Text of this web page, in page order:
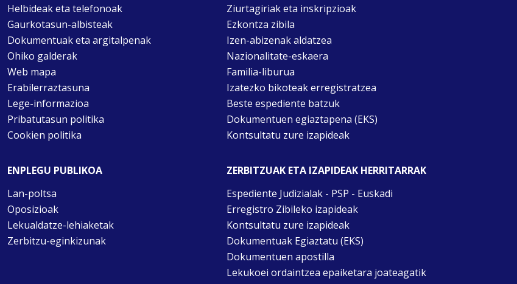
Helbideak eta telefonoak
Gaurkotasun-albisteak
Dokumentuak eta argitalpenak
Ohiko galderak
Web mapa
Erabilerraztasuna
Lege-informazioa
Pribatutasun politika
Cookien politika
Ziurtagiriak eta inskripzioak
Ezkontza zibila
Izen-abizenak aldatzea
Nazionalitate-eskaera
Familia-liburua
Izatezko bikoteak erregistratzea
Beste espediente batzuk
Dokumentuen egiaztapena (EKS)
Kontsultatu zure izapideak
ENPLEGU PUBLIKOA
Lan-poltsa
Oposizioak
Lekualdatze-lehiaketak
Zerbitzu-eginkizunak
ZERBITZUAK ETA IZAPIDEAK HERRITARRAK
Espediente Judizialak - PSP - Euskadi
Erregistro Zibileko izapideak
Kontsultatu zure izapideak
Dokumentuak Egiaztatu (EKS)
Dokumentuen apostilla
Lekukoei ordaintzea epaiketara joateagatik